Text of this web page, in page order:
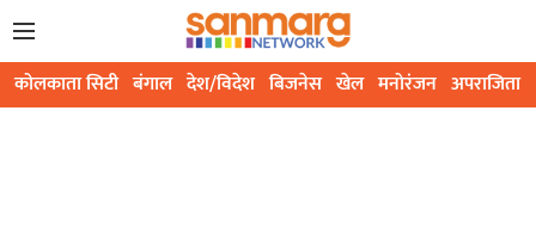
कोलकाता सिटी बंगाल देश/विदेश बिजनेस खेल मनोरंजन अपराजिता